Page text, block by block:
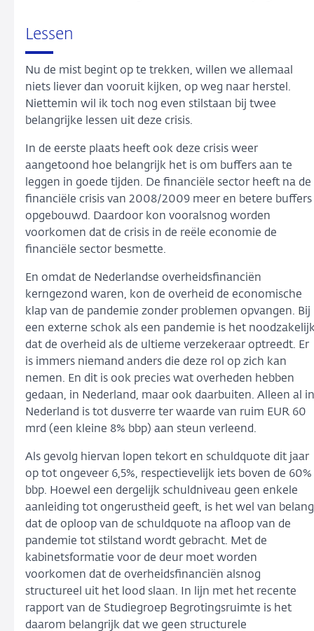
Lessen
Nu de mist begint op te trekken, willen we allemaal
niets liever dan vooruit kijken, op weg naar herstel.
Niettemin wil ik toch nog even stilstaan bij twee
belangrijke lessen uit deze crisis.
In de eerste plaats heeft ook deze crisis weer
aangetoond hoe belangrijk het is om buffers aan te
leggen in goede tijden. De financiële sector heeft na de
financiële crisis van 2008/2009 meer en betere buffers
opgebouwd. Daardoor kon vooralsnog worden
voorkomen dat de crisis in de reële economie de
financiële sector besmette.
En omdat de Nederlandse overheidsfinanciën
kerngezond waren, kon de overheid de economische
klap van de pandemie zonder problemen opvangen. Bij
een externe schok als een pandemie is het
dat de overheid als de ultieme verzekeraar optreedt. Er
is immers niemand anders die deze rol op zich kan
nemen. En dit is ook precies wat overheden hebben
gedaan, in Nederland, maar ook daarbuiten. Alleen al in
Nederland is tot dusverre ter waarde van ruim EUR 60
mrd (een kleine 8% bbp) aan steun verleend.
Als gevolg hiervan lopen tekort en schuldquote dit jaar
op tot ongeveer 6,5%, respectievelijk iets boven de 60%
bbp. Hoewel een dergelijk schuldniveau geen enkele
aanleiding tot ongerustheid geeft, is het wel van belang
dat de oploop van de schuldquote na afloop van de
pandemie tot stilstand wordt gebracht. Met de
kabinetsformatie voor de deur moet worden
voorkomen dat de overheidsfinanciën alsnog
structureel uit het lood slaan. In lijn met het recente
rapport van de Studiegroep Begrotingsruimte is het
daarom belangrijk dat we geen structurele